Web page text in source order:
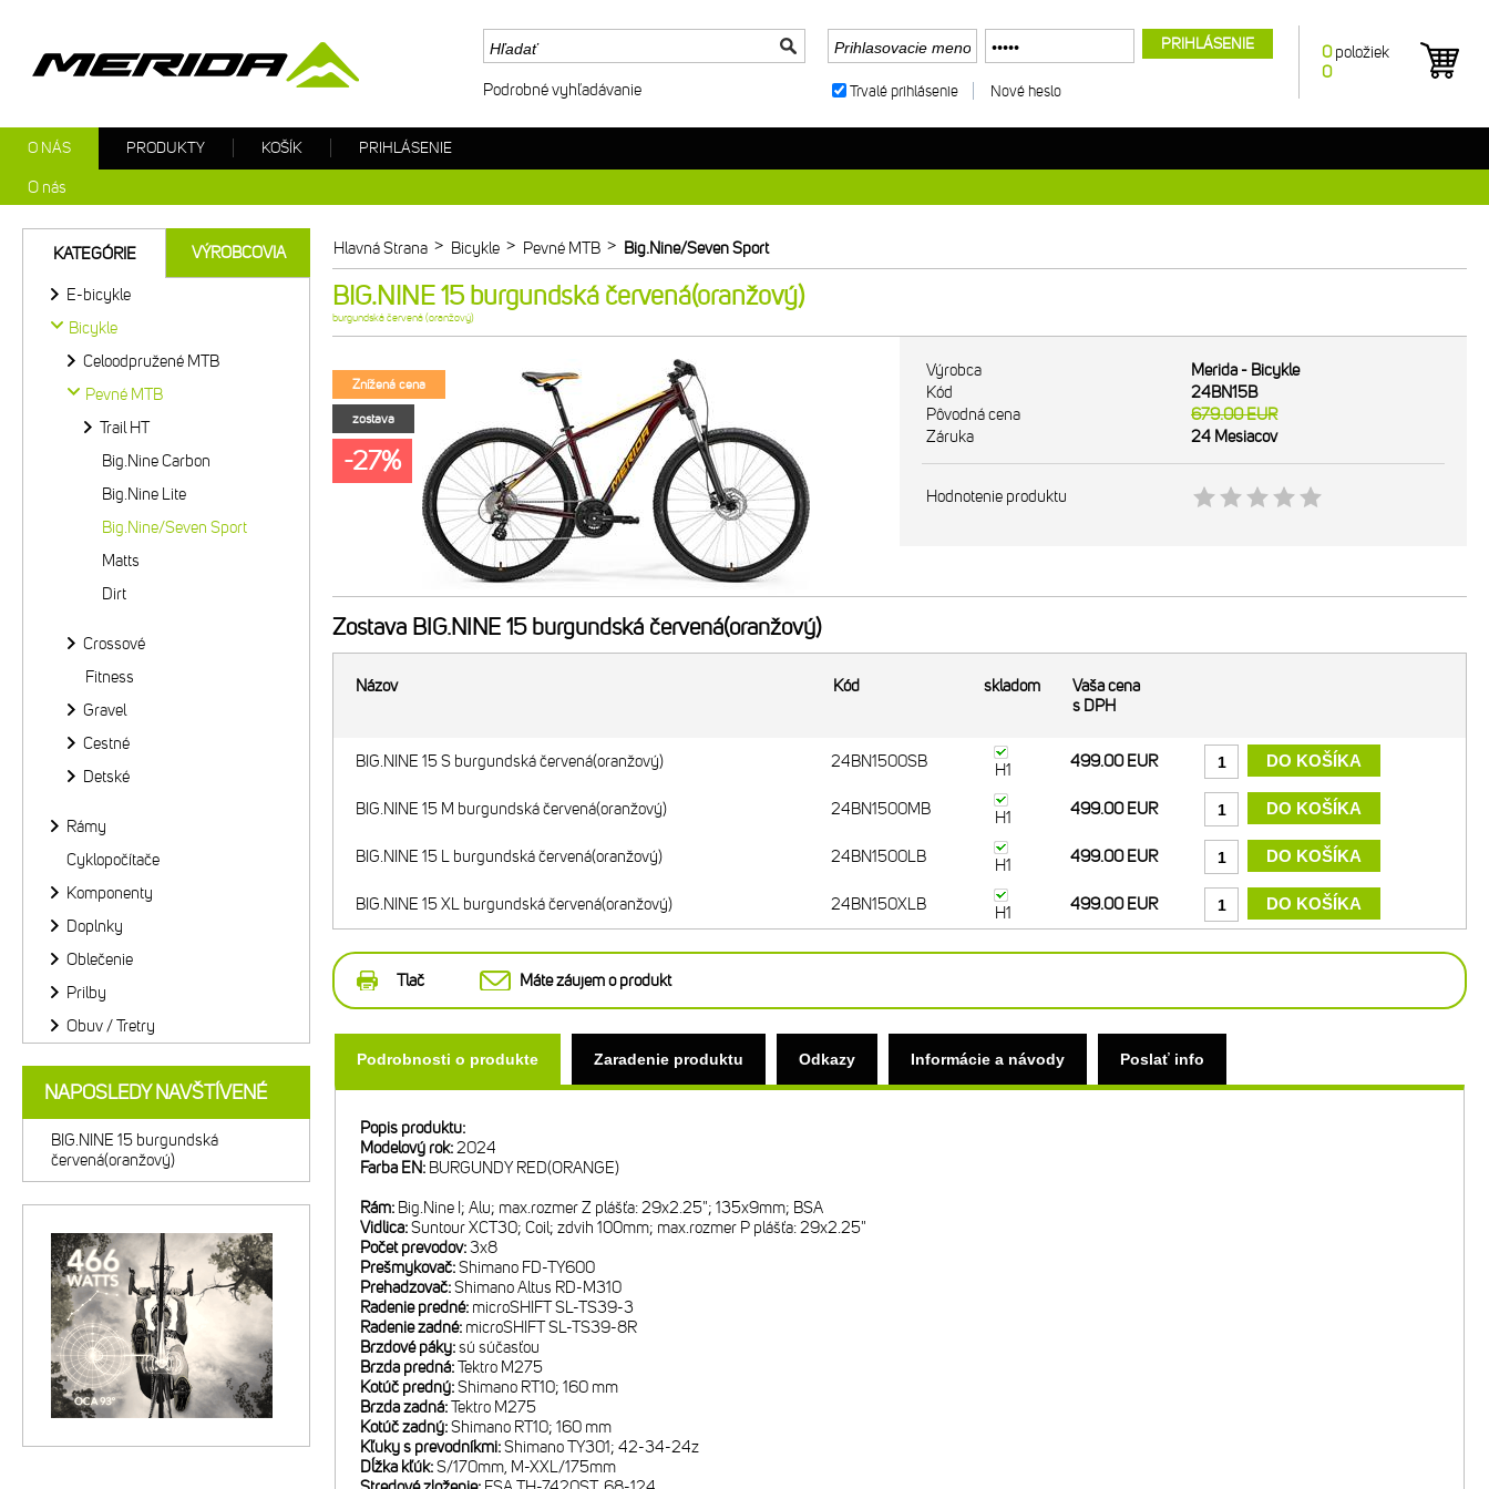
Hlavná Strana > Bicykle > Pevné MTB > Big.Nine/Seven Sport
BIG.NINE 15 burgundská červená(oranžový)
burgundská červená (oranžový)
Znížená cena
zostava
-27%
Výrobca
Merida - Bicykle
Kód
24BN15B
Pôvodná cena
679.00EUR
Záruka
24 Mesiacov
Hodnotenie produktu
Zostava BIG.NINE 15 burgundská červená(oranžový)
Názov Kód skladom
Vaša cena
s DPH
BIG.NINE 15 S burgundská červená(oranžový) 24BN1500SB H1 499.00 EUR
BIG.NINE 15 M burgundská červená(oranžový) 24BN1500MB H1 499.00 EUR
BIG.NINE 15 L burgundská červená(oranžový) 24BN1500LB H1 499.00 EUR
BIG.NINE 15 XL burgundská červená(oranžový) 24BN150XLB H1 499.00 EUR
Tlač Máte záujem o produkt
Podrobnosti o produkte Zaradenie produktu Odkazy Informácie a návody Poslať info
Popis produktu:
Modelový rok:2024
Farba EN: BURGUNDY RED(ORANGE)
Rám: Big.Nine I; Alu; max.rozmer Z plášťa: 29x2.25"; 135x9mm; BSA
Vidlica:Suntour XCT30; Coil; zdvih 100mm; max.rozmer P plášťa: 29x2.25"
Počet prevodov:3x8
Prešmykovač:Shimano FD-TY600
Prehadzovač:Shimano Altus RD-M310
Radenie predné: microSHIFT SL-TS39-3
Radenie zadné: microSHIFT SL-TS39-8R
Brzdové páky:sú súčasťou
Brzda predná:Tektro M275
Kotúč predný:Shimano RT10; 160 mm
Brzda zadná:Tektro M275
Kotúč zadný:Shimano RT10; 160 mm
Kľuky s prevodníkmi:Shimano TY301; 42-34-24z
Dĺžka kľúk:S/170mm, M-XXL/175mm
KATEGÓRIE VÝROBCOVIA
E-bicykle
Bicykle
Celoodpružené MTB
Pevné MTB
Trail HT
Big.Nine Carbon
Big.Nine Lite
Big.Nine/Seven Sport
Matts
Dirt
Crossové
Fitness
Gravel
Cestné
Detské
Rámy
Cyklopočítače
Komponenty
Doplnky
Oblečenie
Prilby
Obuv / Tretry
NAPOSLEDY NAVŠTÍVENÉ
BIG.NINE 15 burgundská
červená(oranžový)
Podrobné vyhľadávanie
O NÁS
O nás
PRODUKTY KOŠÍK PRIHLÁSENIE
0 položiek
0
PRIHLÁSENIE
Trvalé prihlásenie Nové heslo